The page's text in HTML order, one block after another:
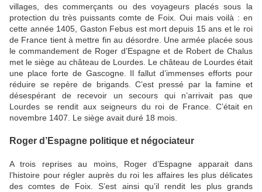
villages, des commerçants ou des voyageurs placés sous la
protection du très puissants comte de Foix. Oui mais voilà : en
cette année 1405, Gaston Febus est mort depuis 15 ans et le roi
de France tient à mettre fin au désordre. Une armée placée sous
le commandement de Roger d’Espagne et de Robert de Chalus
met le siège au château de Lourdes. Le château de Lourdes était
une place forte de Gascogne. Il fallut d’immenses efforts pour
réduire se repère de brigands. C’est pressé par la famine et
désespérant de recevoir un secours qui n’arrivait pas que
Lourdes se rendit aux seigneurs du roi de France. C’était en
novembre 1407. Le siège avait duré 18 mois.
Roger d’Espagne politique et négociateur
A trois reprises au moins, Roger d’Espagne apparait dans
l’histoire pour régler auprès du roi les affaires les plus délicates
des comtes de Foix. S’est ainsi qu’il rendit les plus grands